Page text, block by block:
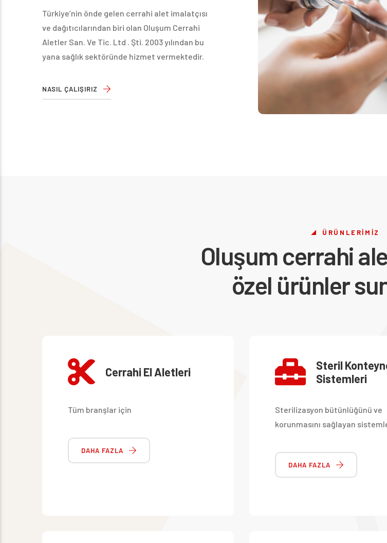
Türkiye’nin önde gelen cerrahi alet imalatçısı
ve dağıtıcılarından biri olan Oluşum Cerrahi
Aletler San. Ve Tic. Ltd . Şti. 2003 yılından bu
yana sağlık sektöründe hizmet vermektedir.
NASIL ÇALIŞIRIZ
ÜRÜNLERIMIZ
Oluşum cerrahi
özel ürünler
Cerrahi El Aletleri
Tüm branşlar için
DAHA FAZLA
Steril
Sistemleri
Sterilizasyon bütünlüğünü ve
korunmasını sağlayan
DAHA FAZLA